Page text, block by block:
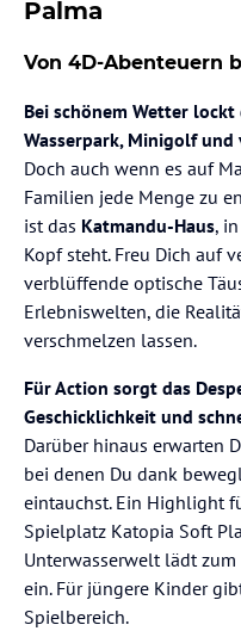
Palma
Von 4D-Abenteuern
Bei schönem Wetter
Wasserpark, Minigolf
Doch auch wenn es auf
Familien jede Menge zu
ist das Katmandu-Haus,
Kopf steht. Freu Dich auf
verblüffende optische
Erlebniswelten, die
verschmelzen lassen.
Für Action sorgt das
Geschicklichkeit und
Darüber hinaus erwarten
bei denen Du dank
eintauchst. Ein Highlight
Spielplatz Katopia Soft
Unterwasserwelt lädt
ein. Für jüngere Kinder
Spielbereich.